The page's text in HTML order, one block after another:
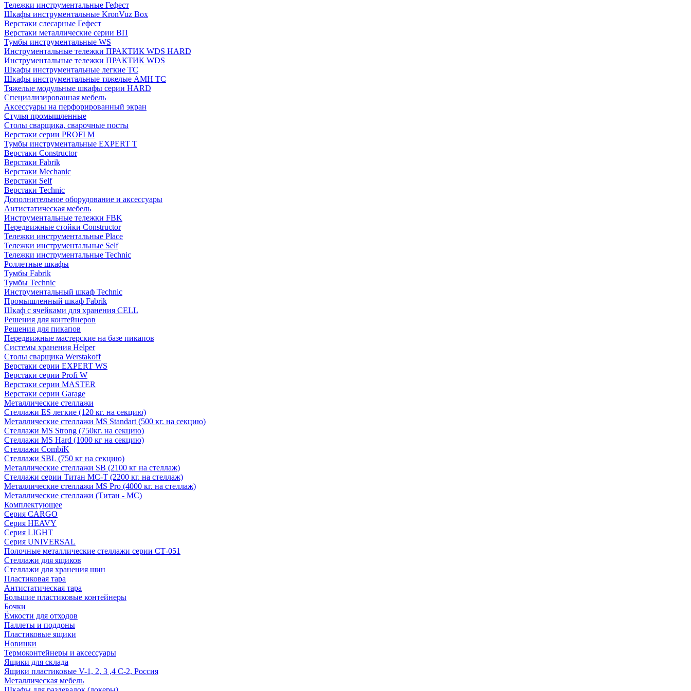
Тележки инструментальные Гефест
Шкафы инструментальные KronVuz Box
Верстаки слесарные Гефест
Верстаки металлические серии ВП
Тумбы инструментальные WS
Инструментальные тележки ПРАКТИК WDS HARD
Инструментальные тележки ПРАКТИК WDS
Шкафы инструментальные легкие ТС
Шкафы инструментальные тяжелые AMH TC
Тяжелые модульные шкафы серии HARD
Cпециализированная мебель
Аксессуары на перфорированный экран
Стулья промышленные
Столы сварщика, сварочные посты
Верстаки серии PROFI M
Тумбы инструментальные EXPERT T
Верстаки Constructor
Верстаки Fabrik
Верстаки Mechanic
Верстаки Self
Верстаки Technic
Дополнительное оборудование и аксессуары
Антистатическая мебель
Инструментальные тележки FBK
Передвижные стойки Constructor
Тележки инструментальные Place
Тележки инструментальные Self
Тележки инструментальные Technic
Роллетные шкафы
Тумбы Fabrik
Тумбы Technic
Инструментальный шкаф Technic
Промышленный шкаф Fabrik
Шкаф с ячейками для хранения CELL
Решения для контейнеров
Решения для пикапов
Передвижные мастерские на базе пикапов
Системы хранения Helper
Столы сварщика Werstakoff
Верстаки серии EXPERT WS
Верстаки серии Profi W
Верстаки серии MASTER
Верстаки серии Garage
Металлические стеллажи
Стеллажи ES легкие (120 кг. на секцию)
Металлические стеллажи MS Standart (500 кг. на секцию)
Стеллажи MS Strong (750кг. на секцию)
Стеллажи MS Hard (1000 кг на секцию)
Стеллажи CombiK
Стеллажи SBL (750 кг на секцию)
Металлические стеллажи SB (2100 кг на стеллаж)
Стеллажи серии Титан МС-Т (2200 кг. на стеллаж)
Металлические стеллажи MS Pro (4000 кг. на стеллаж)
Металлические стеллажи (Титан - МС)
Комплектующее
Серия CARGO
Серия HEAVY
Серия LIGHT
Серия UNIVERSAL
Полочные металлические стеллажи серии СТ-051
Стеллажи для ящиков
Стеллажи для хранения шин
Пластиковая тара
Антистатическая тара
Большие пластиковые контейнеры
Бочки
Ёмкости для отходов
Паллеты и поддоны
Пластиковые ящики
Новинки
Термоконтейнеры и аксессуары
Ящики для склада
Ящики пластиковые V-1, 2, 3 ,4 С-2, Россия
Металлическая мебель